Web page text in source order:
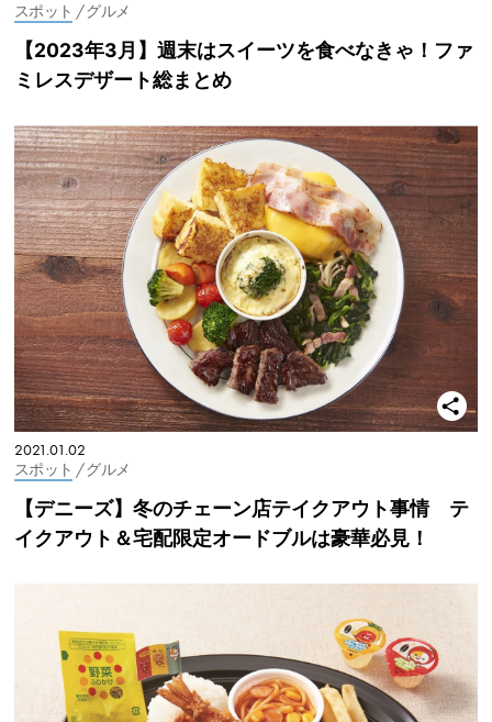
スポット / グルメ
【2023年3月】週末はスイーツを食べなきゃ！ファ
ミレスデザート総まとめ
2021.01.02
スポット / グルメ
【デニーズ】冬のチェーン店テイクアウト事情 テ
イクアウト＆宅配限定オードブルは豪華必見！